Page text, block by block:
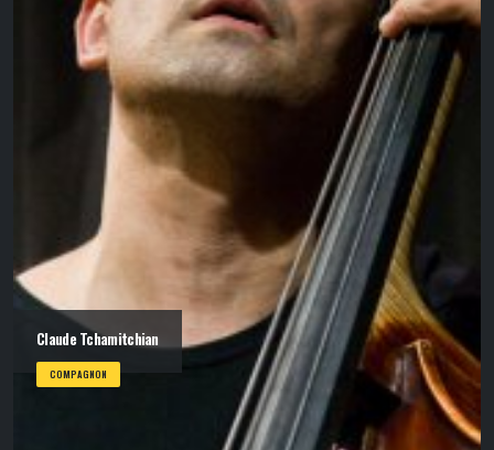
Claude Tchamitchian
COMPAGNON